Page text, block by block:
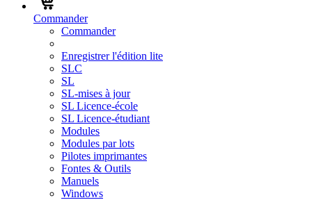
Commander
Commander
Enregistrer l'édition lite
SLC
SL
SL-mises à jour
SL Licence-école
SL Licence-étudiant
Modules
Modules par lots
Pilotes imprimantes
Fontes & Outils
Manuels
Windows